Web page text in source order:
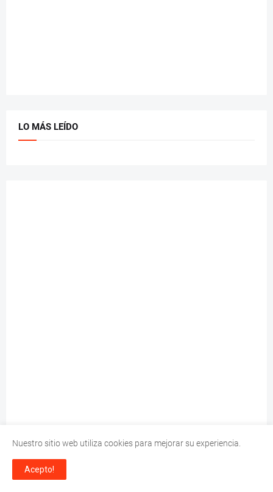
LO MÁS LEÍDO
Nuestro sitio web utiliza cookies para mejorar su experiencia.
Acepto!